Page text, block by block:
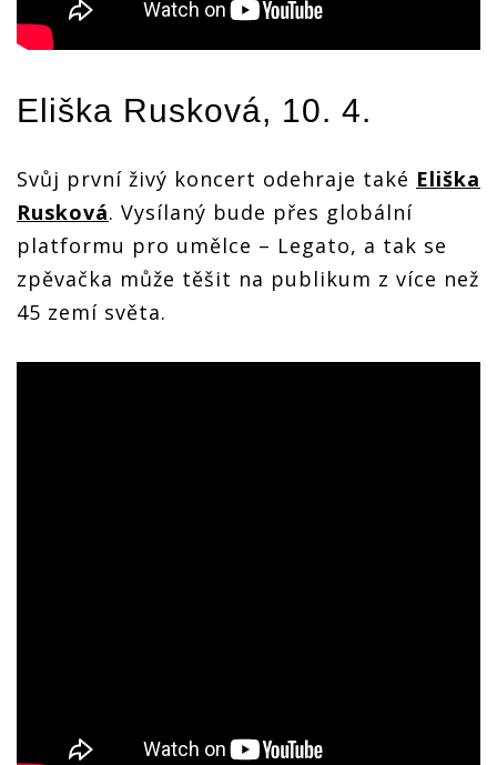
Eliška Rusková, 10. 4.
Svůj první živý koncert odehraje také Eliška
Rusková. Vysílaný bude přes globální
platformu pro umělce – Legato, a tak se
zpěvačka může těšit na publikum z více než
45 zemí světa.